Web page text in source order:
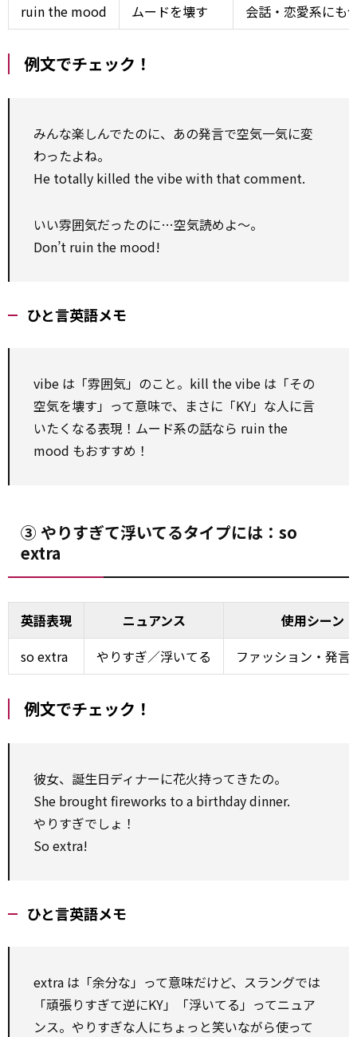
ruin the mood ムードを壊す 会話・恋愛系にも
例文でチェック！
みんな楽しんでたのに、あの発言で空気一気に変
わったよね。
He totally killed the vibe with that comment.
いい雰囲気だったのに…空気読めよ〜。
Don’t ruin the mood!
ひと言英語メモ
vibe は「雰囲気」のこと。kill the vibe は「その
空気を壊す」って意味で、まさに「KY」な人に言
いたくなる表現！ムード系の話なら ruin the
mood もおすすめ！
③ やりすぎて浮いてるタイプには：so
extra
英語表現 ニュアンス
使用シーン
so extra
やりすぎ／浮いてる ファッション・発言
例文でチェック！
彼女、誕生日ディナーに花火持ってきたの。
She brought fireworks to a birthday dinner.
やりすぎでしょ！
So extra!
ひと言英語メモ
extra は「余分な」って意味だけど、スラングでは
「頑張りすぎて逆にKY」「浮いてる」ってニュア
ンス。やりすぎな人にちょっと笑いながら使って